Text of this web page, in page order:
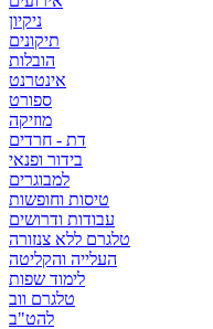
ניקיון
תיקונים
הובלות
אינטרנט
ספורט
מוזיקה
דת - חרדים
בידור ופנאי
למבוגרים
טיסות וחופשות
עבודות ודרושים
טלגרם ללא צנזורה
העלייה והקליטה
לימוד שפות
טלגרם ווב
להט"ב